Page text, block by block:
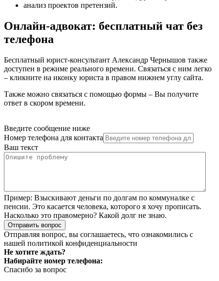
анализ проектов претензий.
Онлайн-адвокат: бесплатный чат без
телефона
Бесплатный юрист-консультант Александр Чернышов также
доступен в режиме реального времени. Связаться с ним легко
– кликните на иконку юриста в правом нижнем углу сайта.
Также можно связаться с помощью формы – Вы получите
ответ в скором времени.
Введите сообщение ниже
Номер телефона для контакта
Ваш текст
Пример: Взыскивают деньги по долгам по коммуналке с
пенсии. Это касается человека, которого я хочу прописать.
Насколько это правомерно? Какой долг не знаю.
Отправить вопрос
Отправляя вопрос, вы соглашаетесь, что ознакомились с
нашей политикой конфиденциальности
Не хотите ждать?
Набирайте номер телефона:
Спасибо за вопрос